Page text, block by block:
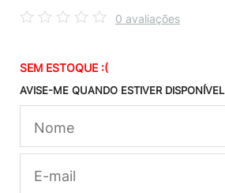
0 avaliações
SEM ESTOQUE :(
AVISE-ME QUANDO ESTIVER DISPONÍVEL